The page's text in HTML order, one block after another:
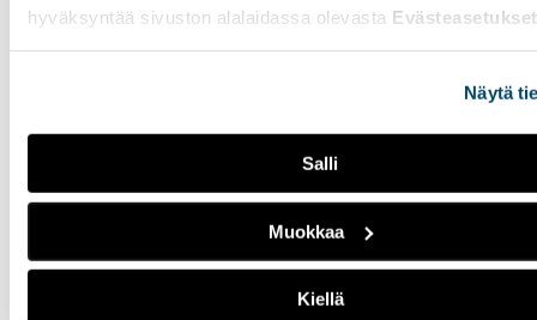
hyväksyntää sivuston alalaidassa olevasta Evästeasetukset
Näytä
Salli
Muokkaa
Kiellä
musiikin tekemiseen
(Olenleo) keikoilla. Hyvän
kuvan jättäminen itsestään
tärkeintä.
Fanittaminen tuo
sisältöä elämään –
"Työviikko tuntuu
kevyemmältä, kun on